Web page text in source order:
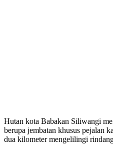
Hutan kota Babakan Siliwangi
berupa jembatan khusus pejalan
dua kilometer mengelilingi